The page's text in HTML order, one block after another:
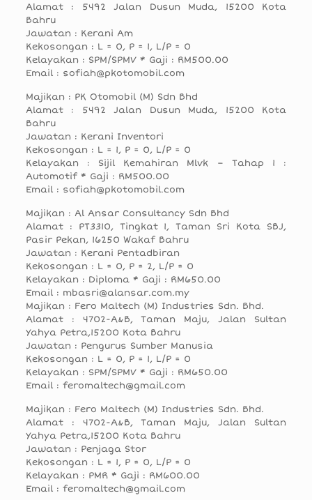
Alamat : 5492 Jalan Dusun Muda, 15200 Kota
Bahru
Jawatan : Kerani Am
Kekosongan : L = 0, P = 1, L/P = 0
Kelayakan : SPM/SPMV * Gaji : RM500.00
Email : sofiah@pkotomobil.com
Majikan : PK Otomobil (M) Sdn Bhd
Alamat : 5492 Jalan Dusun Muda, 15200 Kota
Bahru
Jawatan : Kerani Inventori
Kekosongan : L = 1, P = 0, L/P = 0
Kelayakan : Sijil Kemahiran Mlvk – Tahap 1 :
Automotif * Gaji : RM500.00
Email : sofiah@pkotomobil.com
Majikan : Al Ansar Consultancy Sdn Bhd
Alamat : PT3310, Tingkat 1, Taman Sri Kota SBJ,
Pasir Pekan, 16250 Wakaf Bahru
Jawatan : Kerani Pentadbiran
Kekosongan : L = 0, P = 2, L/P = 0
Kelayakan : Diploma * Gaji : RM650.00
Email : mbasri@alansar.com.my
Majikan : Fero Maltech (M) Industries Sdn. Bhd.
Alamat : 4702-A&B, Taman Maju, Jalan Sultan
Yahya Petra,15200 Kota Bahru
Jawatan : Pengurus Sumber Manusia
Kekosongan : L = 0, P = 1, L/P = 0
Kelayakan : SPM/SPMV * Gaji : RM650.00
Email : feromaltech@gmail.com
Majikan : Fero Maltech (M) Industries Sdn. Bhd.
Alamat : 4702-A&B, Taman Maju, Jalan Sultan
Yahya Petra,15200 Kota Bahru
Jawatan : Penjaga Stor
Kekosongan : L = 1, P = 0, L/P = 0
Kelayakan : PMR * Gaji : RM600.00
Email : feromaltech@gmail.com